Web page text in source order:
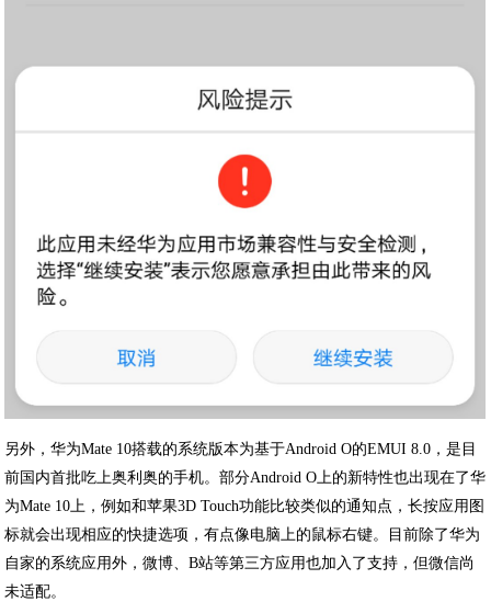
另外，华为Mate 10搭载的系统版本为基于Android O的EMUI 8.0，是目
前国内首批吃上奥利奥的手机。部分Android O上的新特性也出现在了华
为Mate 10上，例如和苹果3D Touch功能比较类似的通知点，长按应用图
标就会出现相应的快捷选项，有点像电脑上的鼠标右键。目前除了华为
自家的系统应用外，微博、B站等第三方应用也加入了支持，但微信尚
未适配。